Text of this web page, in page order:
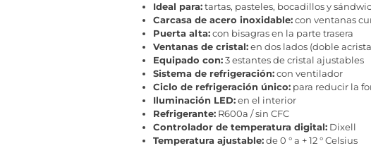
Ideal para:tartas, pasteles, bocadillos y
Carcasa de acero inoxidable:con ventanas
Puerta alta:con bisagras en la parte trasera
Ventanas de cristal:en dos lados (doble
Equipado con:3 estantes de cristal ajustables
Sistema de refrigeración:con ventilador
Ciclo de refrigeración único: para reducir la
Iluminación LED:en el interior
Refrigerante: R600a / sin CFC
Controlador de temperatura digital: Dixell
Temperatura ajustable:de 0 ° a + 12 ° Celsius